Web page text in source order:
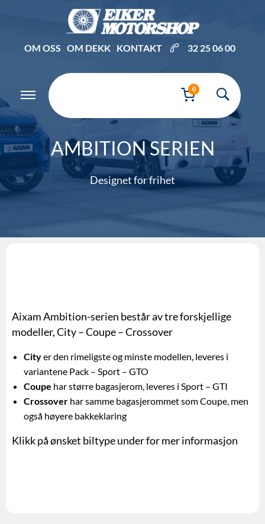
AMBITION SERIEN
Designet for frihet
OM OSS OM DEKK KONTAKT 32 25 06 00
0
Aixam Ambition-serien består av tre forskjellige
modeller, City – Coupe – Crossover
Cityer den rimeligste og minste modellen, leveres i
variantene Pack – Sport – GTO
Coupe har større bagasjerom, leveres i Sport – GTI
Crossover har samme bagasjerommet som Coupe, men
også høyere bakkeklaring
Klikk på ønsket biltype under for mer informasjon